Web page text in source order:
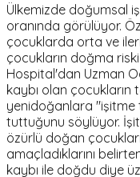
Ülkemizde doğumsal
oranında görülüyor.
çocuklarda orta ve
çocukların doğma
Hospital'dan Uzman
kaybı olan çocukların
yenidoğanlara "işitme
tuttuğunu söylüyor.
özürlü doğan
amaçladıklarını
kaybı ile doğdu diye